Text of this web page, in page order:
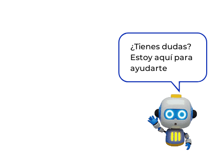
¿Tienes dudas?
Estoy aquí para
ayudarte